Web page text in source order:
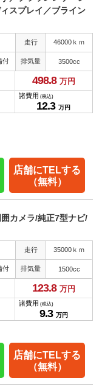
スプレイ／ブライン
走行 46000ｋｍ
付 排気量 3500cc
498.8 万円
諸費用 (税込)
12.3 万円
店舗にTELする
（無料）
カメラ/純正7型ナビ/
走行 35000ｋｍ
付 排気量 1500cc
123.8 万円
諸費用 (税込)
9.3 万円
店舗にTELする
（無料）